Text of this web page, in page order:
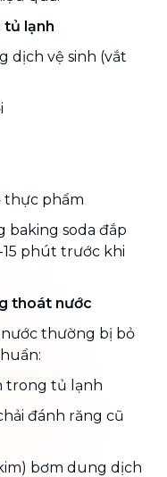
tủ lạnh
dịch vệ sinh (vắt
thực phẩm
baking soda đắp
phút trước khi
thoát nước
thường bị bỏ
trong tủ lạnh
đánh răng cũ
bơm dung dịch